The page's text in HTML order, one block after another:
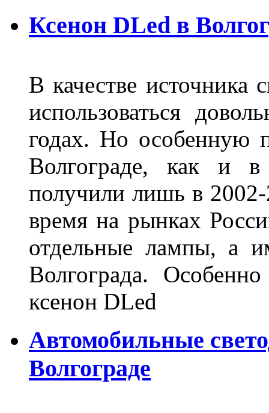
Ксенон DLed в
В качестве источника
использоваться
годах. Но особенную
Волгограде, как и
получили лишь в
время на рынках
отдельные лампы, а
Волгограда.
ксенон DLed
Автомобильные
Волгограде